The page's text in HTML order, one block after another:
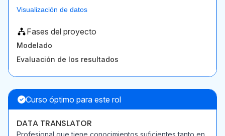
Visualización de datos
Fases del proyecto
Modelado
Evaluación de los resultados
Curso óptimo para este rol
DATA TRANSLATOR
Profesional que tiene conocimientos suficientes tanto en